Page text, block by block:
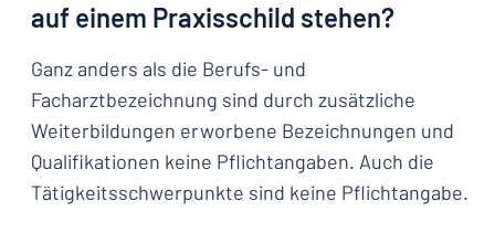
auf einem Praxisschild stehen?
Ganz anders als die Berufs- und
Facharztbezeichnung sind durch zusätzliche
Weiterbildungen erworbene Bezeichnungen und
Qualifikationen keine Pflichtangaben. Auch die
Tätigkeitsschwerpunkte sind keine Pflichtangabe.